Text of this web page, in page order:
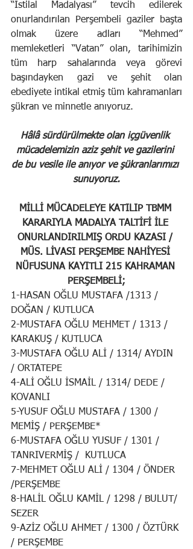
“İstilal Madalyası” tevcih edilerek
onurlandırılan Perşembeli gaziler başta
olmak üzere adları “Mehmed”
memleketleri “Vatan” olan, tarihimizin
tüm harp sahalarında veya görevi
başındayken gazi ve şehit olan
ebediyete intikal etmiş tüm kahramanları
şükran ve minnetle anıyoruz.
Hâlâ sürdürülmekte olan içgüvenlik
mücadelemizin aziz şehit ve gazilerini
de bu vesile ile anıyor ve şükranlarımızı
sunuyoruz.
MİLLİ MÜCADELEYE KATILIP TBMM
KARARIYLA MADALYA TALTİFİ İLE
ONURLANDIRILMIŞ ORDU KAZASI /
MÜS. LİVASI PERŞEMBE NAHİYESİ
NÜFUSUNA KAYITLI 215 KAHRAMAN
PERŞEMBELİ;
1-HASAN OĞLU MUSTAFA /1313 /
DOĞAN / KUTLUCA
2-MUSTAFA OĞLU MEHMET / 1313 /
KARAKUŞ / KUTLUCA
3-MUSTAFA OĞLU ALİ / 1314/ AYDIN
/ ORTATEPE
4-ALİ OĞLU İSMAİL / 1314/ DEDE /
KOVANLI
5-YUSUF OĞLU MUSTAFA / 1300 /
MEMİŞ / PERŞEMBE*
6-MUSTAFA OĞLU YUSUF / 1301 /
TANRIVERMİŞ /  KUTLUCA
7-MEHMET OĞLU ALİ / 1304 / ÖNDER
/PERŞEMBE
8-HALİL OĞLU KAMİL / 1298 / BULUT/
SEZER
9-AZİZ OĞLU AHMET / 1300 / ÖZTÜRK
/ PERŞEMBE